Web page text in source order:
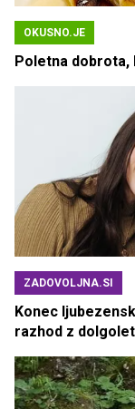
OKUSNO.JE
Poletna dobrota,
ZADOVOLJNA.SI
Konec
razhod z